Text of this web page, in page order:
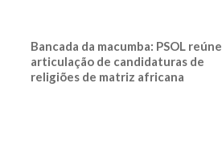
Bancada da macumba: PSOL reúne
articulação de candidaturas de
religiões de matriz africana